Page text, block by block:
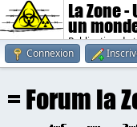
La Zone
un
Publication de
Connexion